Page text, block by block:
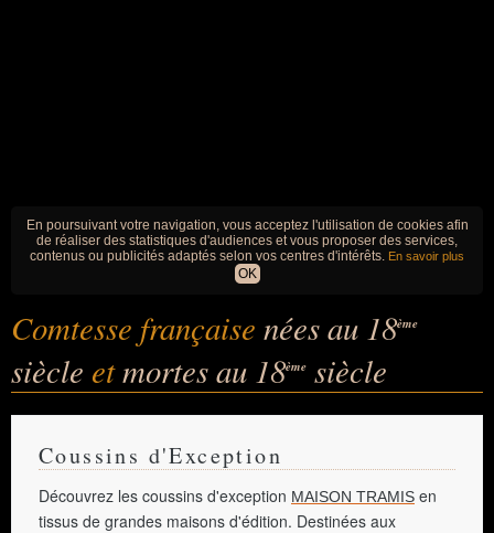
En poursuivant votre navigation, vous acceptez l'utilisation de cookies afin
de réaliser des statistiques d'audiences et vous proposer des services,
contenus ou publicités adaptés selon vos centres d'intérêts. En savoir plus
OK
Comtesse française nées au 18ème
siècle etmortes au 18ème siècle
Coussins d'Exception
Découvrez les coussins d'exception MAISON TRAMIS en
tissus de grandes maisons d'édition. Destinées aux